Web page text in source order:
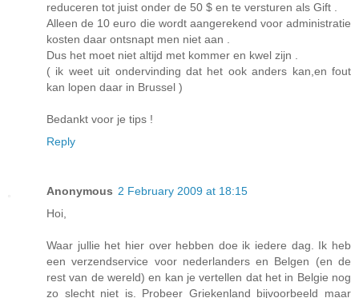
reduceren tot juist onder de 50 $ en te versturen als Gift .
Alleen de 10 euro die wordt aangerekend voor administratie
kosten daar ontsnapt men niet aan .
Dus het moet niet altijd met kommer en kwel zijn .
( ik weet uit ondervinding dat het ook anders kan,en fout
kan lopen daar in Brussel )
Bedankt voor je tips !
Reply
Anonymous 2 February 2009 at 18:15
Hoi,
Waar jullie het hier over hebben doe ik iedere dag. Ik heb
een verzendservice voor nederlanders en Belgen (en de
rest van de wereld) en kan je vertellen dat het in Belgie nog
zo slecht niet is. Probeer Griekenland bijvoorbeeld maar